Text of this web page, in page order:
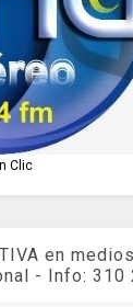
Clic
en
- Info: 310